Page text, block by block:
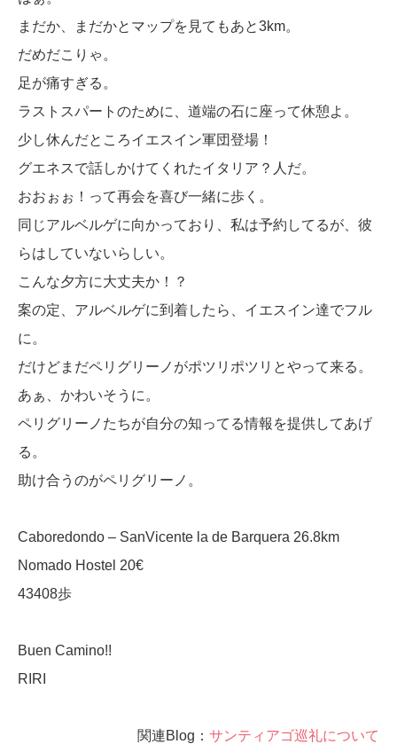
まだか、まだかとマップを見てもあと3km。
だめだこりゃ。
足が痛すぎる。
ラストスパートのために、道端の石に座って休憩よ。
少し休んだところイエスイン軍団登場！
グエネスで話しかけてくれたイタリア？人だ。
おおぉぉ！って再会を喜び一緒に歩く。
同じアルベルゲに向かっており、私は予約してるが、彼
らはしていないらしい。
こんな夕方に大丈夫か！？
案の定、アルベルゲに到着したら、イエスイン達でフル
に。
だけどまだペリグリーノがポツリポツリとやって来る。
あぁ、かわいそうに。
ペリグリーノたちが自分の知ってる情報を提供してあげ
る。
助け合うのがペリグリーノ。
Caboredondo – SanVicente la de Barquera 26.8km
Nomado Hostel 20€
43408歩
Buen Camino!!
RIRI
関連Blog： サンティアゴ巡礼について